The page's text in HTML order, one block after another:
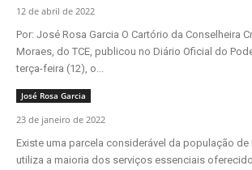
12 de abril de 2022
Por: José Rosa Garcia O Cartório da Conselheira
Moraes, do TCE, publicou no Diário Oficial do
terça-feira (12), o...
José Rosa Garcia
23 de janeiro de 2022
Existe uma parcela considerável da população de
utiliza a maioria dos serviços essenciais